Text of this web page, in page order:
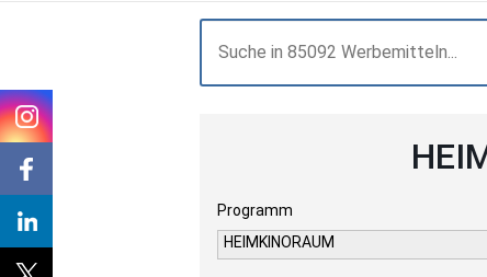
Programm
HEIMKINORAUM